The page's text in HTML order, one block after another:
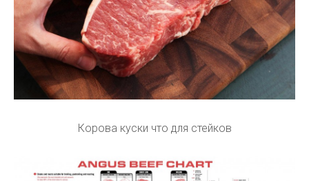
Корова куски что для стейков